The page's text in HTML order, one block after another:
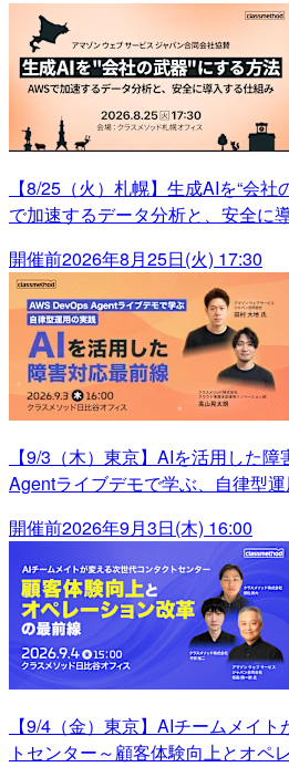
【8/25（火）札幌】生成AIを“会
で加速するデータ分析と、安全に
開催前2026年8月25日(火) 17:30
【9/3（木）東京】AIを活用した
Agentライブデモで学ぶ、自律型
開催前2026年9月3日(木) 16:00
【9/4（金）東京】AIチームメイ
トセンター～顧客体験向上とオペ